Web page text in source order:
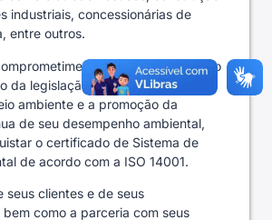
industriais, concessionárias de
entre outros.
da empresa quanto
da legislação ambiental, visando a
ambiente e a promoção da
de seu desempenho ambiental,
o certificado de Sistema de
de acordo com a ISO 14001.
seus clientes e de seus
como a parceria com seus